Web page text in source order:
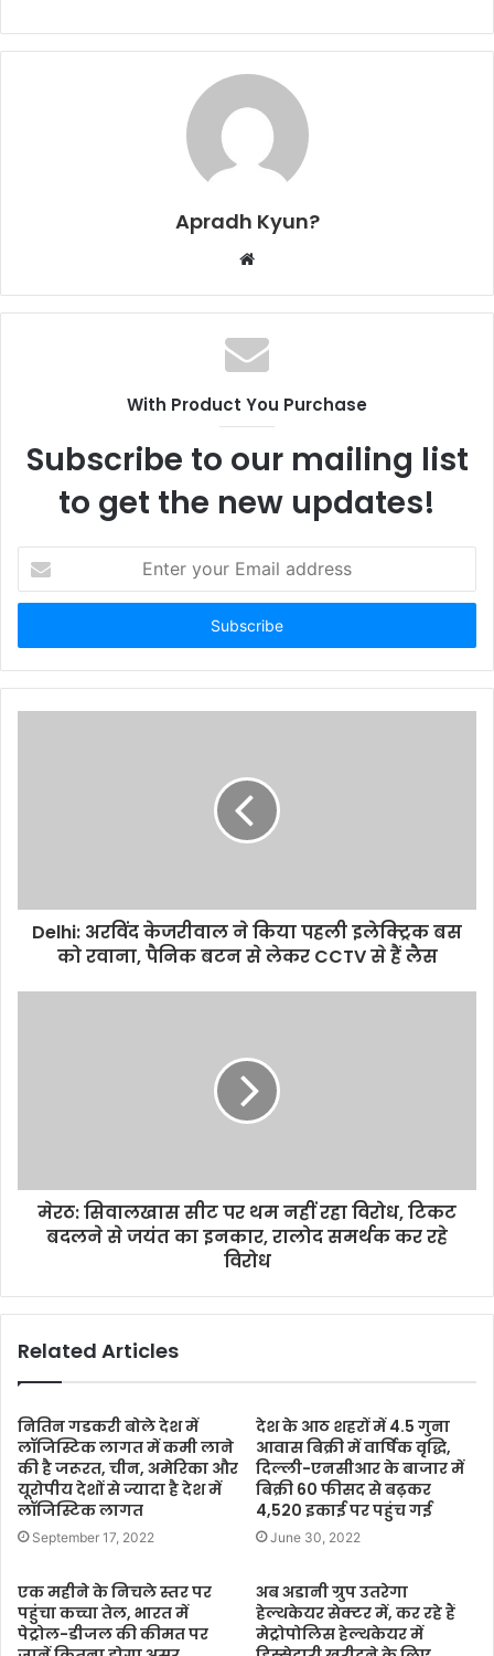
Apradh Kyun?
b
s
i
e
With Product You Purchase
Subscribe to our mailing list
to get the new updates!
t
r
y
Delhi: अरविंद केजरीवाल ने किया पहली इलेक्ट्रिक बस
को रवाना, पैनिक बटन से लेकर CCTV से हैं लैस
मेरठ: सिवालखास सीट पर थम नहीं रहा विरोध, टिकट
बदलने से जयंत का इनकार, रालोद समर्थक कर रहे
विरोध
Related Articles
नितिन गडकरी बोले देश में
लॉजिस्टिक लागत में कमी लाने
की है जरूरत, चीन, अमेरिका और
यूरोपीय देशों से ज्यादा है देश में
लॉजिस्टिक लागत
September 17, 2022
देश के आठ शहरों में 4.5 गुना
आवास बिक्री में वार्षिक वृद्धि,
दिल्ली-एनसीआर के बाजार में
बिक्री 60 फीसद से बढ़कर
4,520 इकाई पर पहुंच गई
June 30, 2022
एक महीने के निचले स्तर पर
पहुंचा कच्चा तेल, भारत में
पेट्रोल-डीजल की कीमत पर
अब अडानी ग्रुप उतरेगा
हेल्थकेयर सेक्टर में, कर रहे हैं
मेट्रोपोलिस हेल्थकेयर में